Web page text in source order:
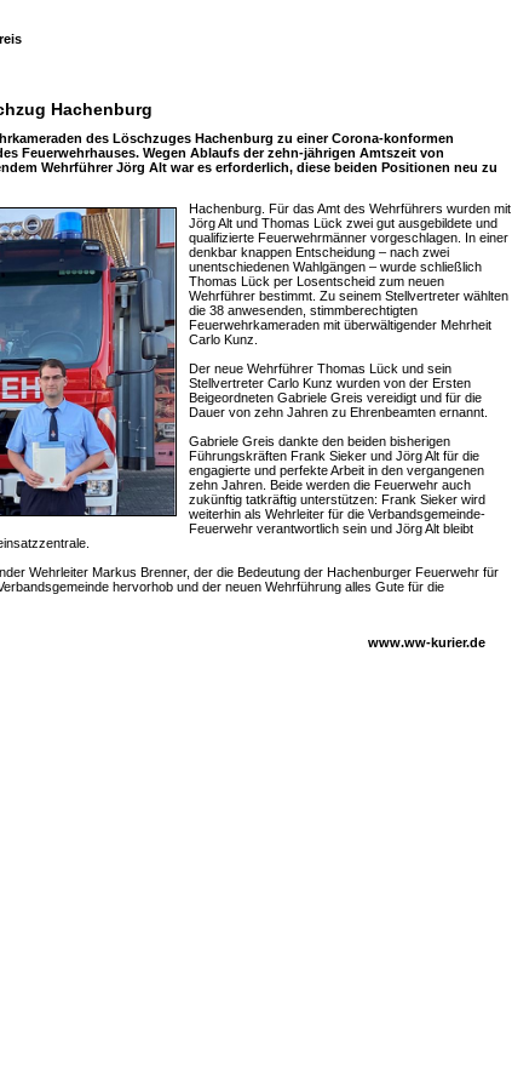
Hachenburg
des Löschzuges Hachenburg zu einer Corona-konformen
Feuerwehrhauses. Wegen Ablaufs der zehn-jährigen Amtszeit von
Wehrführer Jörg Alt war es erforderlich, diese beiden Positionen neu zu
Hachenburg. Für das Amt des Wehrführers wurden mit
Jörg Alt und Thomas Lück zwei gut ausgebildete und
qualifizierte Feuerwehrmänner vorgeschlagen. In einer
denkbar knappen Entscheidung – nach zwei
unentschiedenen Wahlgängen – wurde schließlich
Thomas Lück per Losentscheid zum neuen
Wehrführer bestimmt. Zu seinem Stellvertreter wählten
die 38 anwesenden, stimmberechtigten
Feuerwehrkameraden mit überwältigender Mehrheit
Carlo Kunz.
Der neue Wehrführer Thomas Lück und sein
Stellvertreter Carlo Kunz wurden von der Ersten
Beigeordneten Gabriele Greis vereidigt und für die
Dauer von zehn Jahren zu Ehrenbeamten ernannt.
Gabriele Greis dankte den beiden bisherigen
Führungskräften Frank Sieker und Jörg Alt für die
engagierte und perfekte Arbeit in den vergangenen
zehn Jahren. Beide werden die Feuerwehr auch
zukünftig tatkräftig unterstützen: Frank Sieker wird
weiterhin als Wehrleiter für die Verbandsgemeinde-
Feuerwehr verantwortlich sein und Jörg Alt bleibt
Wehrleiter Markus Brenner, der die Bedeutung der Hachenburger Feuerwehr für
hervorhob und der neuen Wehrführung alles Gute für die
www.ww-kurier.de